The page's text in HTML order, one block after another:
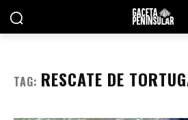
TAG: RESCATE DE